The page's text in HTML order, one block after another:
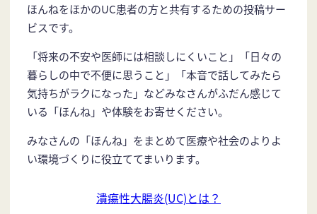
ほんねをほかのUC患者の方と共有するための投稿サー
ビスです。
「将来の不安や医師には相談しにくいこと」「日々の
暮らしの中で不便に思うこと」「本音で話してみたら
気持ちがラクになった」などみなさんがふだん感じて
いる「ほんね」や体験をお寄せください。
みなさんの「ほんね」をまとめて医療や社会のよりよ
い環境づくりに役立ててまいります。
潰瘍性大腸炎(UC)とは？